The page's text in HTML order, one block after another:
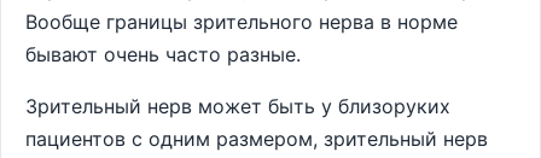
Вообще границы зрительного нерва в норме
бывают очень часто разные.
Зрительный нерв может быть у близоруких
пациентов с одним размером, зрительный нерв